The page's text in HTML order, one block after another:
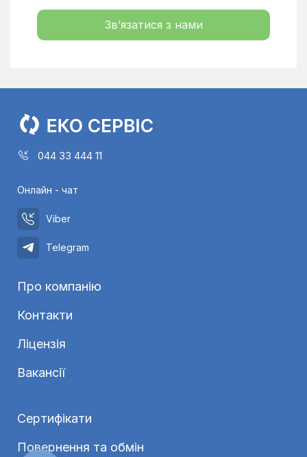
Зв’язатися з нами
044 33 444 11
Онлайн - чат
Viber
Telegram
Про компанію
Контакти
Ліцензія
Вакансії
Сертифікати
Повернення та обмін